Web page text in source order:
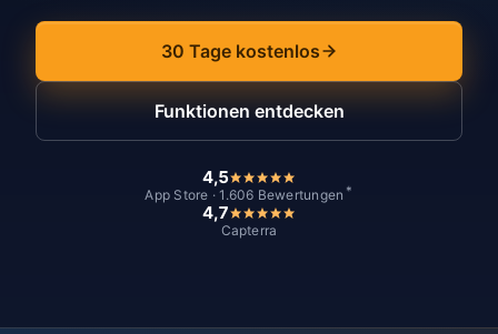
30 Tage kostenlos
Funktionen entdecken
4,5
App Store · 1.606 Bewertungen *
4,7
Capterra